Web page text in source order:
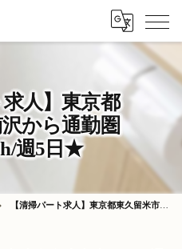
人】東京都
から通勤圏
週5日★
【清掃パート求人】東京都東久留米市南沢から通勤圏内★1日3h/週5日★